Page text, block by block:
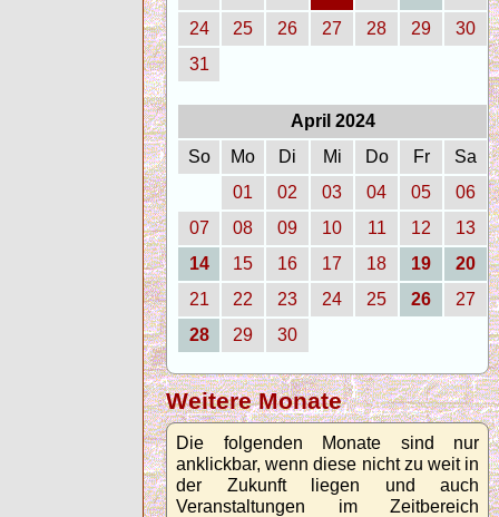
24
25 26 27 28 29
30
31
April 2024
So
Mo Di Mi Do Fr
Sa
01
02 03 04 05
06
07
08 09 10 11 12
13
14
15 16 17 18 19
20
21
22 23 24 25 26
27
28
29 30
Weitere Monate
Die folgenden Monate sind nur
anklickbar, wenn diese nicht zu weit in
der Zukunft liegen und auch
Veranstaltungen im Zeitbereich